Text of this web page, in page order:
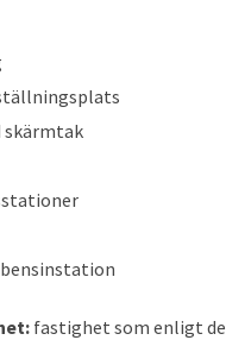
fastighet som enligt